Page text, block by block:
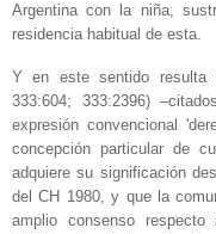
Argentina con la niña,
residencia habitual de esta.
Y en este sentido resulta
333:604; 333:2396)
expresión convencional
concepción particular de
adquiere su significación
del CH 1980, y que la
amplio consenso